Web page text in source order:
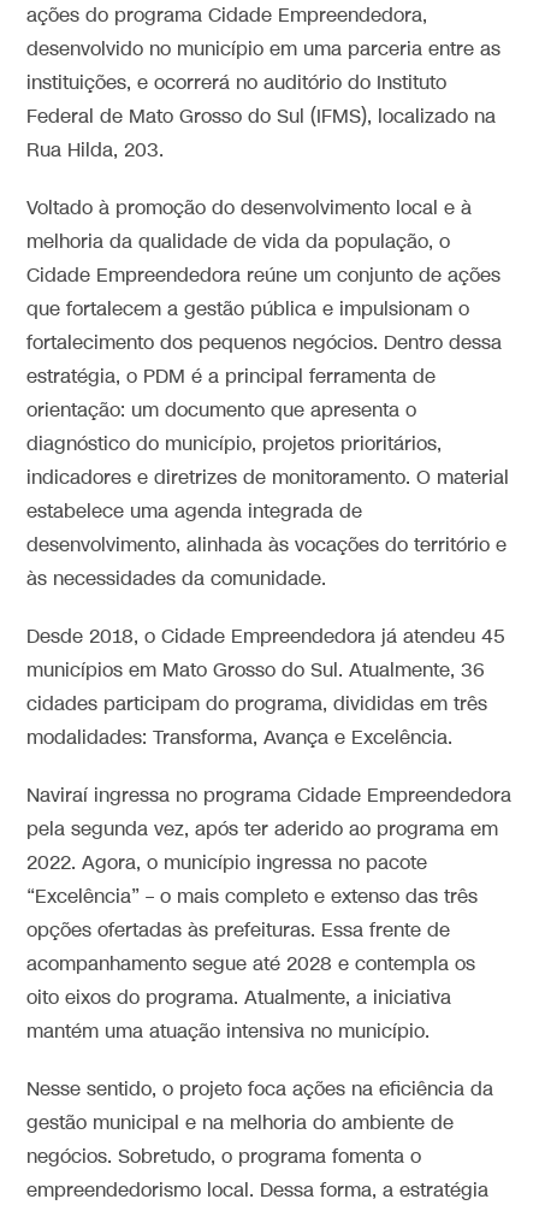
ações do programa Cidade Empreendedora,
desenvolvido no município em uma parceria entre as
instituições, e ocorrerá no auditório do Instituto
Federal de Mato Grosso do Sul (IFMS), localizado na
Rua Hilda, 203.
Voltado à promoção do desenvolvimento local e à
melhoria da qualidade de vida da população, o
Cidade Empreendedora reúne um conjunto de ações
que fortalecem a gestão pública e impulsionam o
fortalecimento dos pequenos negócios. Dentro dessa
estratégia, o PDM é a principal ferramenta de
orientação: um documento que apresenta o
diagnóstico do município, projetos prioritários,
indicadores e diretrizes de monitoramento. O material
estabelece uma agenda integrada de
desenvolvimento, alinhada às vocações do território e
às necessidades da comunidade.
Desde 2018, o Cidade Empreendedora já atendeu 45
municípios em Mato Grosso do Sul. Atualmente, 36
cidades participam do programa, divididas em três
modalidades: Transforma, Avança e Excelência.
Naviraí ingressa no programa Cidade Empreendedora
pela segunda vez, após ter aderido ao programa em
2022. Agora, o município ingressa no pacote
“Excelência” – o mais completo e extenso das três
opções ofertadas às prefeituras. Essa frente de
acompanhamento segue até 2028 e contempla os
oito eixos do programa. Atualmente, a iniciativa
mantém uma atuação intensiva no município.
Nesse sentido, o projeto foca ações na eficiência da
gestão municipal e na melhoria do ambiente de
negócios. Sobretudo, o programa fomenta o
empreendedorismo local. Dessa forma, a estratégia